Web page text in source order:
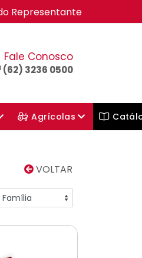
Representante
Fale Conosco
(62) 3236 0500
Agrícolas
VOLTAR